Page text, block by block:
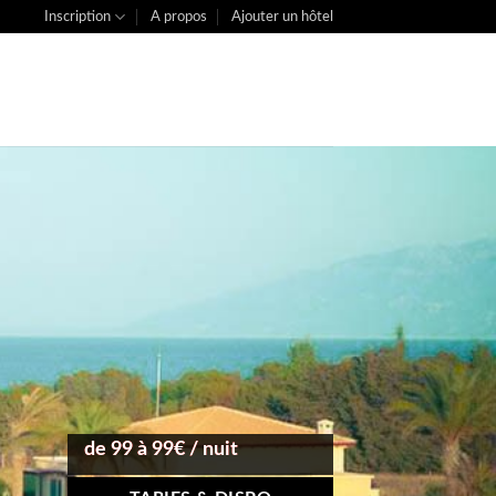
Inscription A propos Ajouter un hôtel
de 99 à 99€ / nuit